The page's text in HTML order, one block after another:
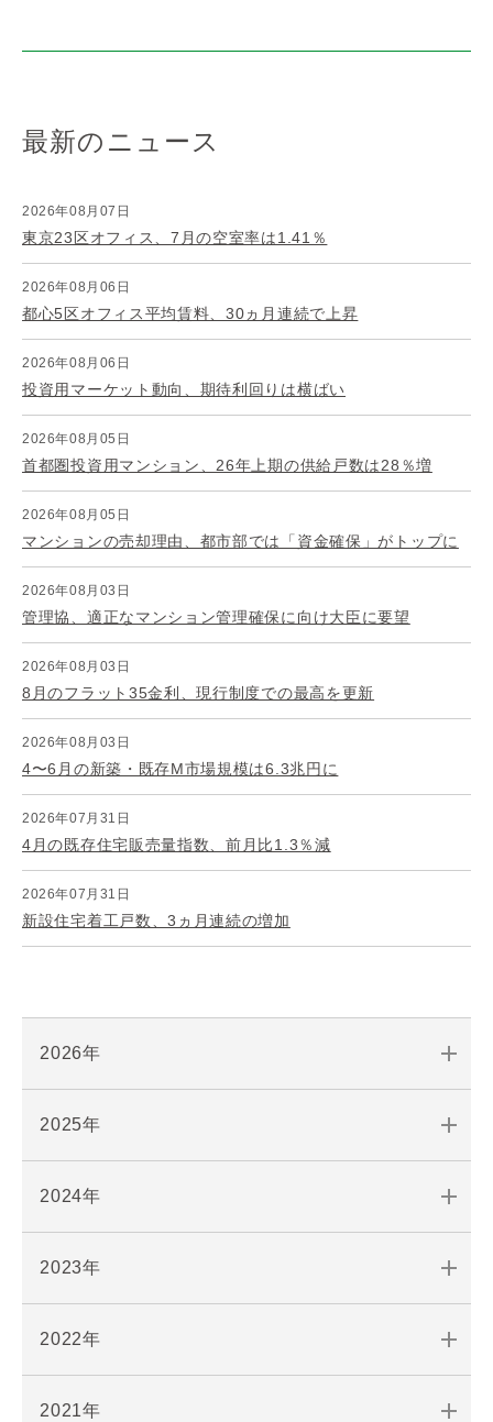
最新のニュース
2026年08月07日
東京23区オフィス、7月の空室率は1.41％
2026年08月06日
都心5区オフィス平均賃料、30ヵ月連続で上昇
2026年08月06日
投資用マーケット動向、期待利回りは横ばい
2026年08月05日
首都圏投資用マンション、26年上期の供給戸数は28％増
2026年08月05日
マンションの売却理由、都市部では「資金確保」がトップに
2026年08月03日
管理協、適正なマンション管理確保に向け大臣に要望
2026年08月03日
8月のフラット35金利、現行制度での最高を更新
2026年08月03日
4〜6月の新築・既存M市場規模は6.3兆円に
2026年07月31日
4月の既存住宅販売量指数、前月比1.3％減
2026年07月31日
新設住宅着工戸数、3ヵ月連続の増加
2026年
2025年
2024年
2023年
2022年
2021年